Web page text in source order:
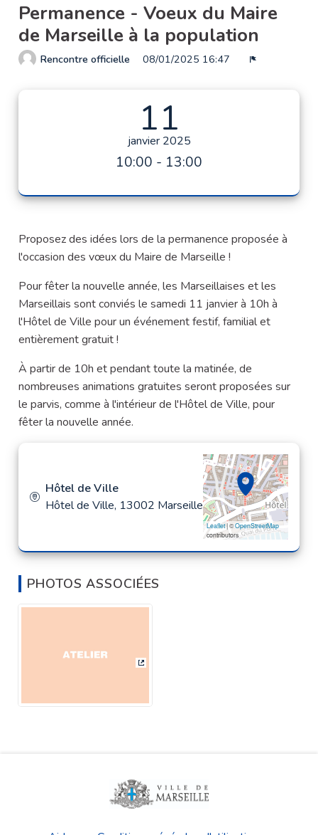
Permanence - Voeux du Maire
de Marseille à la population
Rencontre officielle 08/01/2025 16:47
11
janvier 2025
10:00 - 13:00
Proposez des idées lors de la permanence proposée à
l'occasion des vœux du Maire de Marseille !
Pour fêter la nouvelle année, les Marseillaises et les
Marseillais sont conviés le samedi 11 janvier à 10h à
l'Hôtel de Ville pour un événement festif, familial et
entièrement gratuit !
À partir de 10h et pendant toute la matinée, de
nombreuses animations gratuites seront proposées sur
le parvis, comme à l'intérieur de l'Hôtel de Ville, pour
fêter la nouvelle année.
Hôtel de Ville
Hôtel de Ville, 13002 Marseille
Leaflet| ©OpenStreetMap
contributors
PHOTOS ASSOCIÉES